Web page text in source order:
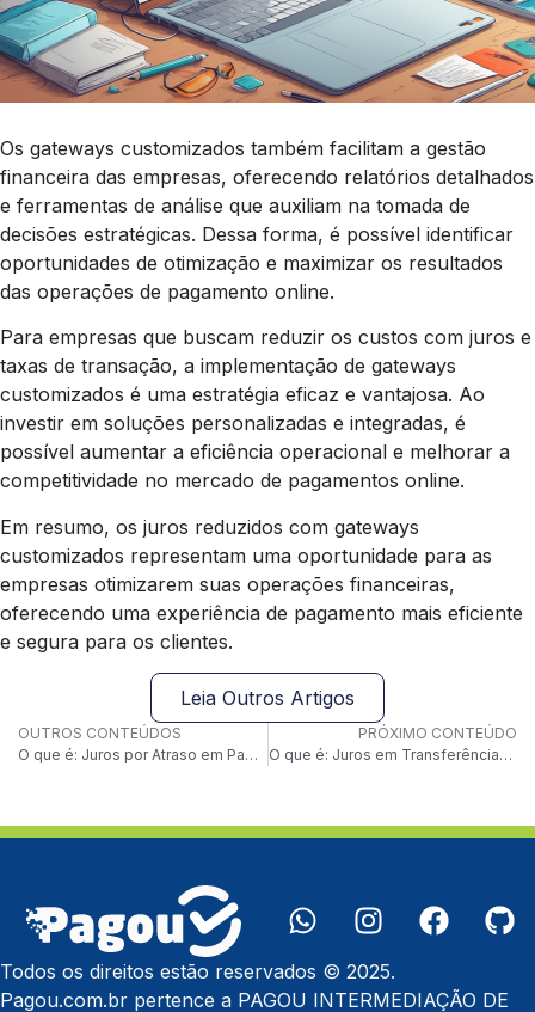
Os gateways customizados também facilitam a gestão
financeira das empresas, oferecendo relatórios detalhados
e ferramentas de análise que auxiliam na tomada de
decisões estratégicas. Dessa forma, é possível identificar
oportunidades de otimização e maximizar os resultados
das operações de pagamento online.
Para empresas que buscam reduzir os custos com juros e
taxas de transação, a implementação de gateways
customizados é uma estratégia eficaz e vantajosa. Ao
investir em soluções personalizadas e integradas, é
possível aumentar a eficiência operacional e melhorar a
competitividade no mercado de pagamentos online.
Em resumo, os juros reduzidos com gateways
customizados representam uma oportunidade para as
empresas otimizarem suas operações financeiras,
oferecendo uma experiência de pagamento mais eficiente
e segura para os clientes.
Leia Outros Artigos
OUTROS CONTEÚDOS
O que é: Juros por Atraso em Pagamentos
PRÓXIMO CONTEÚDO
O que é: Juros em Transferências Bancárias
Todos os direitos estão reservados © 2025.
Pagou.com.br pertence a PAGOU INTERMEDIAÇÃO DE